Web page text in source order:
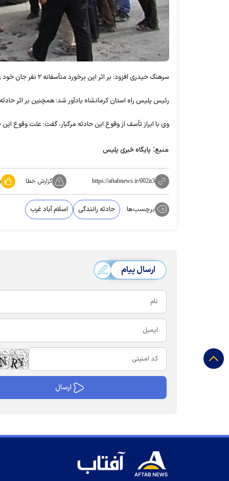
سرهنگ حیدری افزود: بر اثر این برخورد متأسفانه ۲ نفر جان خود را از دست دادند و ۹ تن دیگر زخمی و به مراکز درمانی منتقل شدند.
رئیس پلیس راه استان کرمانشاه یادآور شد: همچنین بر اثر
وی با ابراز تأسف از وقوع این حادثه مرگبار، گفت: علت وقوع
منبع: پایگاه خبری پلیس
https://aftabnews.ir/002it3 گزارش خطا
برچسب‌ها: حادثه رانندگی اسلام آباد غرب
ارسال پیام